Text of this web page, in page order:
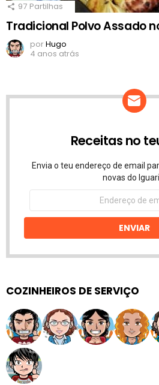
97 Partilhas
Tradicional Polvo Assado
porHugo
4 anos atrás
Receitas no
Envia o teu endereço de email
novas do
Endereço
email
ENVIAR
COZINHEIROS DE SERVIÇO